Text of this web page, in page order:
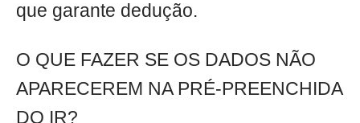
que garante dedução.
O QUE FAZER SE OS DADOS NÃO
APARECEREM NA PRÉ-PREENCHIDA
DO IR?